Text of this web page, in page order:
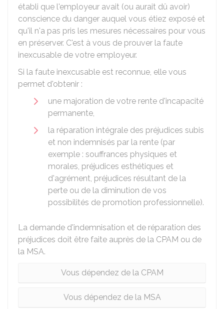
établi que l'employeur avait (ou aurait dû avoir)
conscience du danger auquel vous étiez exposé et
qu'il n'a pas pris les mesures nécessaires pour vous
en préserver. C'est à vous de prouver la faute
inexcusable de votre employeur.
Si la faute inexcusable est reconnue, elle vous
permet d'obtenir :
une majoration de votre rente d'incapacité
permanente,
la réparation intégrale des préjudices subis
et non indemnisés par la rente (par
exemple : souffrances physiques et
morales, préjudices esthétiques et
d'agrément, préjudices résultant de la
perte ou de la diminution de vos
possibilités de promotion professionnelle).
La demande d'indemnisation et de réparation des
préjudices doit être faite auprès de la CPAM ou de
la MSA.
Vous dépendez de la CPAM
Vous dépendez de la MSA